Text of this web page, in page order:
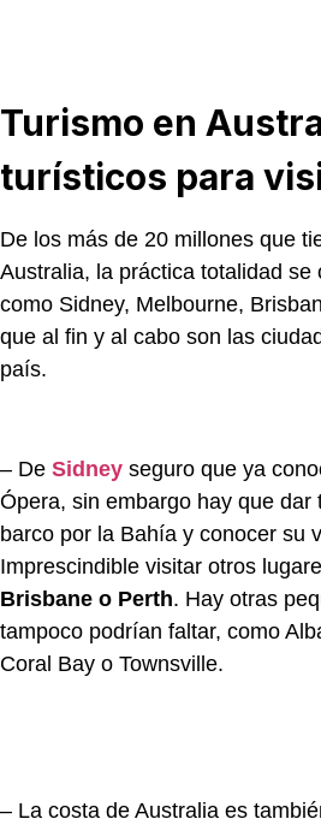
Turismo en
turísticos para
De los más de 20 millones que
Australia, la práctica totalidad se
como Sidney, Melbourne,
que al fin y al cabo son las
país.
– De Sidney seguro que ya
Ópera, sin embargo hay que dar
barco por la Bahía y conocer su
Imprescindible visitar otros
Brisbane o Perth. Hay otras
tampoco podrían faltar, como
Coral Bay o Townsville.
– La costa de Australia es